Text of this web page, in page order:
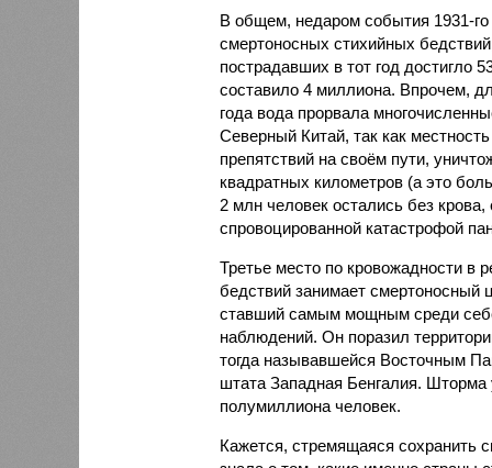
В общем, недаром события 1931-
смертоносных стихийных
пострадавших в тот год достигло
составило 4 миллиона. Впрочем,
года вода прорвала
Северный Китай, так как
препятствий на своём пути,
квадратных километров (а это
2 млн человек остались без
спровоцированной катастрофой
Третье место по кровожадности в
бедствий занимает смертоносный
ставший самым мощным среди
наблюдений. Он поразил
тогда называвшейся Восточным
штата Западная Бенгалия. Шторма
полумиллиона человек.
Кажется, стремящаяся сохранить